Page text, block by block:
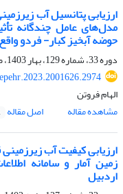
ارزیابی پتانسیل آب
مدل‌های عامل چندگانه
حوضه آبخیز کبار- فردو
دوره 33، شماره 129، بهار 1403، صفحه
الهام فروتن
مشاهده مقاله
اصل مقاله
ارزیابی کیفیت آب
زمین آمار و سامانه
اردبیل